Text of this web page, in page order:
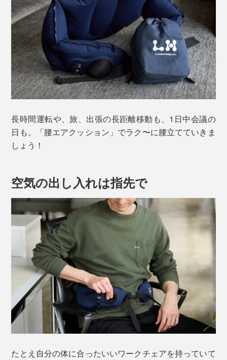
長時間運転や、旅、出張の長距離移動も、1日中会議の
日も。「腰エアクッション」でラク〜に腰立てていきま
しょう！
空気の出し入れは指先で
たとえ自分の体に合ったいいワークチェアを持っていて